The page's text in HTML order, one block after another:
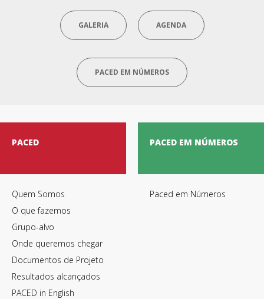
GALERIA AGENDA
PACED EM NÚMEROS
PACED
Quem Somos
O que fazemos
Grupo-alvo
Onde queremos chegar
Documentos de Projeto
Resultados alcançados
PACED in English
PACED EM NÚMEROS
Paced em Números